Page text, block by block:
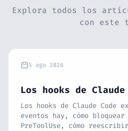
Explora todos los
con este
5 ago 2026
Los hooks de Claude
Los hooks de Claude Code
eventos hay, cómo bloquear
PreToolUse, cómo